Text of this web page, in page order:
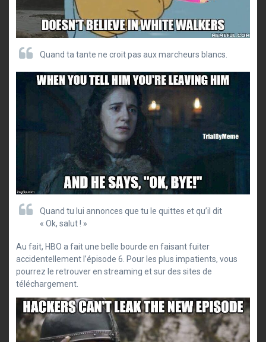
Quand ta tante ne croit pas aux marcheurs blancs.
Quand tu lui annonces que tu le quittes et qu’il dit
« Ok, salut ! »
Au fait, HBO a fait une belle bourde en faisant fuiter
accidentellement l’épisode 6. Pour les plus impatients, vous
pourrez le retrouver en streaming et sur des sites de
téléchargement.